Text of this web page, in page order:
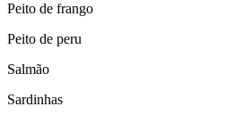
Peito de frango
Peito de peru
Salmão
Sardinhas